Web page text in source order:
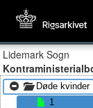
Lidemark Sogn
Døde kvinder
1